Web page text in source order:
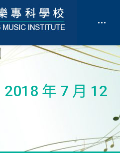
2018 年 7 月 12